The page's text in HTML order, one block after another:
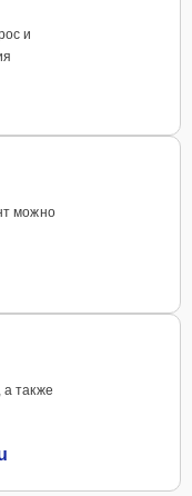
и
можно
также